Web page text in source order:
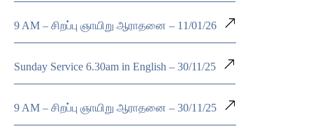
9 AM – சிறப்பு ஞாயிறு ஆராதனை – 11/01/26
Sunday Service 6.30am in English – 30/11/25
9 AM – சிறப்பு ஞாயிறு ஆராதனை – 30/11/25